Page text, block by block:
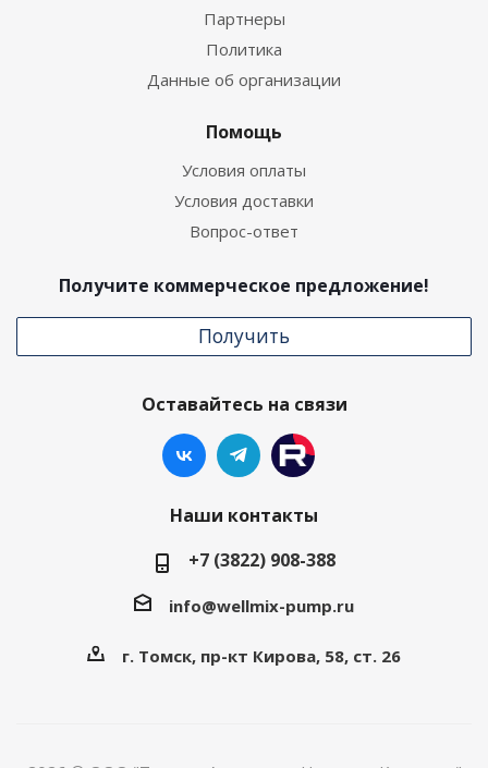
Партнеры
Политика
Данные об организации
Помощь
Условия оплаты
Условия доставки
Вопрос-ответ
Получите коммерческое предложение!
Получить
Оставайтесь на связи
Наши контакты
+7 (3822) 908-388
info@wellmix-pump.ru
г. Томск, пр-кт Кирова, 58, ст. 26